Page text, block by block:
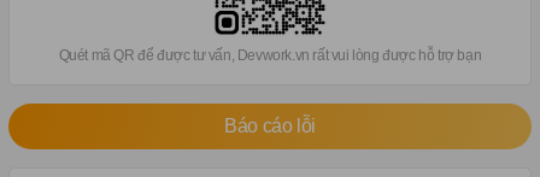
Quét mã QR để được tư vấn, Devwork.vn rất vui lòng được hỗ trợ bạn
Báo cáo lỗi